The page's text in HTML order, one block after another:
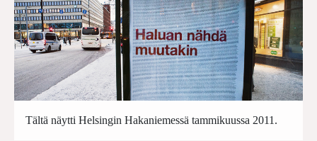
Tältä näytti Helsingin Hakaniemessä tammikuussa 2011.